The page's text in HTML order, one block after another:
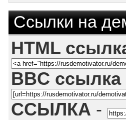
Ссылки на
HTML
BBC ссылка
ССЫЛКА -